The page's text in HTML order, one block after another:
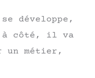
développe,
à côté, il va
un métier,